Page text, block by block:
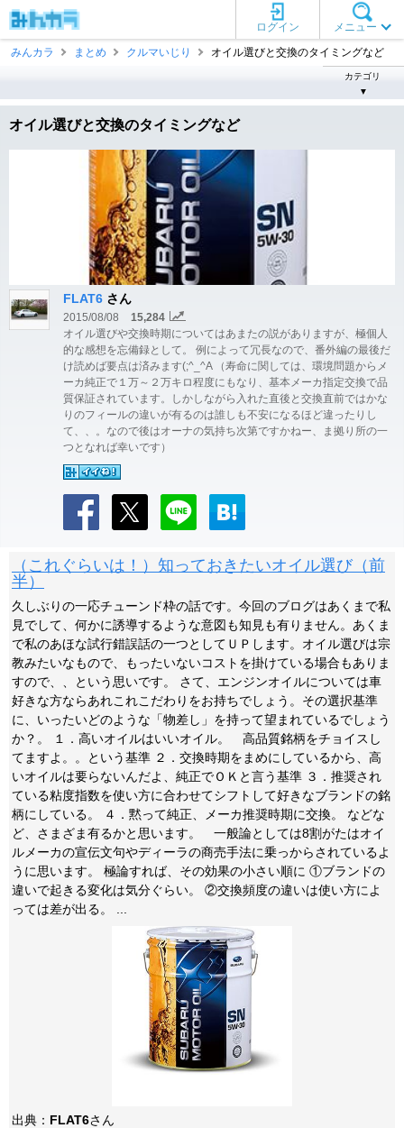
メニュー
ログイン
みんカラ
まとめ クルマいじり オイル選びと交換のタイミングなど
カテゴリ
▼
オイル選びと交換のタイミングなど
FLAT6 さん
2015/08/08
15,284
オイル選びや交換時期についてはあまたの説がありますが、極個人
的な感想を忘備録として。 例によって冗長なので、番外編の最後だ
け読めば要点は済みます(;^_^A （寿命に関しては、環境問題からメ
ーカ純正で１万～２万キロ程度にもなり、基本メーカ指定交換で品
質保証されています。しかしながら入れた直後と交換直前ではかな
りのフィールの違いが有るのは誰しも不安になるほど違ったりし
て、、。なので後はオーナの気持ち次第ですかねー、ま拠り所の一
つとなれば幸いです）
（これぐらいは！）知っておきたいオイル選び（前
半）
久しぶりの一応チューンド枠の話です。今回のブログはあくまで私
見でして、何かに誘導するような意図も知見も有りません。あくま
で私のあほな試行錯誤話の一つとしてＵＰします。オイル選びは宗
教みたいなもので、もったいないコストを掛けている場合もありま
すので、、という思いです。 さて、エンジンオイルについては車
好きな方ならあれこれこだわりをお持ちでしょう。その選択基準
に、いったいどのような「物差し」を持って望まれているでしょう
か？。 １．高いオイルはいいオイル。 高品質銘柄をチョイスし
てますよ。。という基準 ２．交換時期をまめにしているから、高
いオイルは要らないんだよ、純正でＯＫと言う基準 ３．推奨され
ている粘度指数を使い方に合わせてシフトして好きなブランドの銘
柄にしている。 ４．黙って純正、メーカ推奨時期に交換。 などな
ど、さまざま有るかと思います。 一般論としては8割がたはオイ
ルメーカの宣伝文句やディーラの商売手法に乗っからされているよ
うに思います。 極論すれば、その効果の小さい順に ①ブランドの
違いで起きる変化は気分ぐらい。 ②交換頻度の違いは使い方によ
っては差が出る。 ...
出典： FLAT6さん